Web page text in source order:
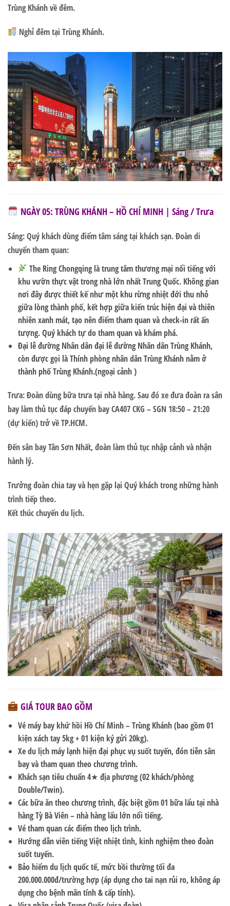
Trùng Khánh về đêm.
Nghỉ đêm tại Trùng Khánh.
NGÀY 05: TRÙNG KHÁNH – HỒ CHÍ MINH | Sáng / Trưa
Sáng:Quý khách dùng điểm tâm sáng tại khách sạn. Đoàn di
chuyển tham quan:
The Ring Chongqinglà trung tâm thương mại nổi tiếng với
khu vườn thực vật trong nhà lớn nhất Trung Quốc. Không gian
nơi đây được thiết kế như một khu rừng nhiệt đới thu nhỏ
giữa lòng thành phố, kết hợp giữa kiến trúc hiện đại và thiên
nhiên xanh mát, tạo nên điểm tham quan và check-in rất ấn
tượng. Quý khách tự do tham quan và khám phá.
Đại lễ đường Nhân dânđại lễ đường Nhân dân Trùng Khánh,
còn được gọi là Thính phòng nhân dân Trùng Khánh nằm ở
thành phố Trùng Khánh.(ngoại cảnh )
Trưa:Đoàn dùng bữa trưa tại nhà hàng. Sau đó xe đưa đoàn ra sân
bay làm thủ tục đáp chuyến bayCA407 CKG – SGN 18:50 – 21:20
(dự kiến)trở về TP.HCM.
Đến sân bayTân Sơn Nhất, đoàn làm thủ tục nhập cảnh và nhận
hành lý.
Trưởng đoàn chia tay và hẹn gặp lại Quý khách trong những hành
trình tiếp theo.
Kết thúc chuyến du lịch.
GIÁ TOUR BAO GỒM
Vé máy bay khứ hồi Hồ Chí Minh – Trùng Khánh(bao gồm 01
kiện xách tay 5kg + 01 kiện ký gửi 20kg).
Xe du lịch máy lạnh hiện đại phục vụ suốt tuyến, đón tiễn sân
bay và tham quan theo chương trình.
Khách sạn tiêu chuẩn 4★ địa phương (02 khách/phòng
Double/Twin).
Các bữa ăn theo chương trình,đặc biệt gồm 01 bữa lẩu tại nhà
hàngTỳ Bà Viên– nhà hàng lẩu lớn nổi tiếng.
Vé tham quan các điểm theo lịch trình.
Hướng dẫn viên tiếng Việt nhiệt tình, kinh nghiệm theo đoàn
suốt tuyến.
Bảo hiểm du lịch quốc tế, mức bồi thường tối đa
200.000.000đ/trường hợp (áp dụng cho tai nạn rủi ro, không áp
dụng cho bệnh mãn tính & cấp tính).